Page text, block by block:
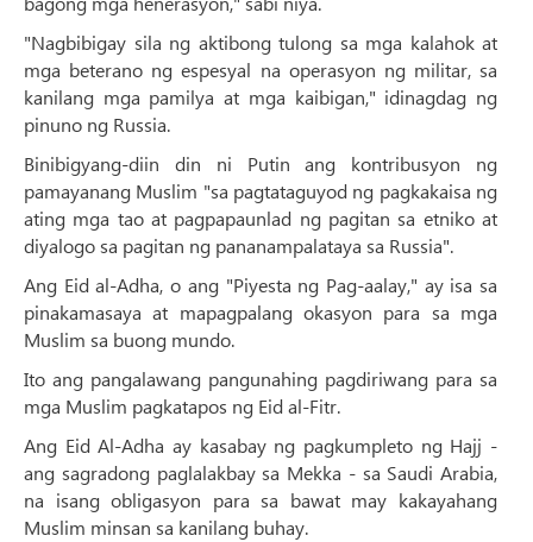
"Nagbibigay sila ng aktibong tulong sa mga kalahok at
mga beterano ng espesyal na operasyon ng militar, sa
kanilang mga pamilya at mga kaibigan," idinagdag ng
pinuno ng Russia.
Binibigyang-diin din ni Putin ang kontribusyon ng
pamayanang Muslim "sa pagtataguyod ng pagkakaisa ng
ating mga tao at pagpapaunlad ng pagitan sa etniko at
diyalogo sa pagitan ng pananampalataya sa Russia".
Ang Eid al-Adha, o ang "Piyesta ng Pag-aalay," ay isa sa
pinakamasaya at mapagpalang okasyon para sa mga
Muslim sa buong mundo.
Ito ang pangalawang pangunahing pagdiriwang para sa
mga Muslim pagkatapos ng Eid al-Fitr.
Ang Eid Al-Adha ay kasabay ng pagkumpleto ng Hajj -
ang sagradong paglalakbay sa Mekka - sa Saudi Arabia,
na isang obligasyon para sa bawat may kakayahang
Muslim minsan sa kanilang buhay.